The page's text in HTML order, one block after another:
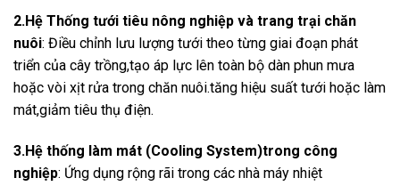
2.Hệ Thống tưới tiêu nông nghiệp và trang trại chăn
nuôi: Điều chỉnh lưu lượng tưới theo từng giai đoạn phát
triển của cây trồng,tạo áp lực lên toàn bộ dàn phun mưa
hoặc vòi xịt rửa trong chăn nuôi.tăng hiệu suất tưới hoặc làm
mát,giảm tiêu thụ điện.
3.Hệ thống làm mát (Cooling System)trong công
nghiệp: Ứng dụng rộng rãi trong các nhà máy nhiệt